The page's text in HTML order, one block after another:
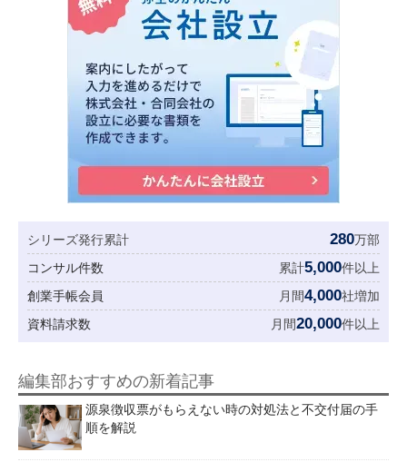
シリーズ発行累計 280万部
コンサル件数
累計5,000件以上
創業手帳会員
月間4,000社増加
資料請求数
月間20,000件以上
編集部おすすめの新着記事
源泉徴収票がもらえない時の対処法と不交付届の手
順を解説